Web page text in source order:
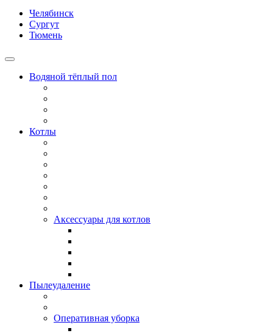
Челябинск
Сургут
Тюмень
Водяной тёплый пол
Котлы
Аксессуары для котлов
Пылеудаление
Оперативная уборка